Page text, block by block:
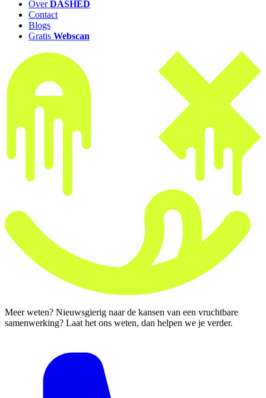
OverDASHED
Contact
Blogs
Gratis Webscan
Meer weten? Nieuwsgierig naar de kansen van een vruchtbare
samenwerking? Laat het ons weten, dan helpen we je verder.